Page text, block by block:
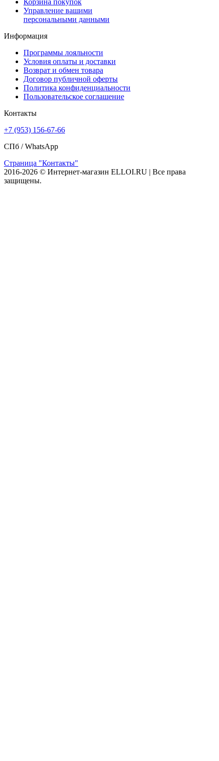
Корзина покупок
Управление вашими
персональными данными
Информация
Программы лояльности
Условия оплаты и доставки
Возврат и обмен товара
Договор публичной оферты
Политика конфиденциальности
Пользовательское соглашение
Контакты
+7 (953) 156-67-66
СПб /WhatsApp
Страница "Контакты"
2016-2026 © Интернет-магазин ELLOI.RU | Все права
защищены.